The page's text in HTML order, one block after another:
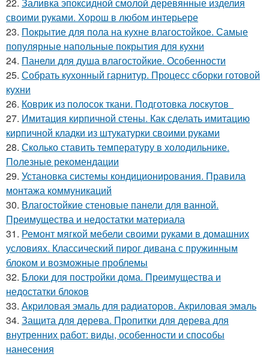
своими руками. Хорош в любом интерьере
23. Покрытие для пола на кухне влагостойкое. Самые
популярные напольные покрытия для кухни
24. Панели для душа влагостойкие. Особенности
25. Собрать кухонный гарнитур. Процесс сборки готовой
кухни
26. Коврик из полосок ткани. Подготовка лоскутов
27. Имитация кирпичной стены. Как сделать имитацию
кирпичной кладки из штукатурки своими руками
28. Сколько ставить температуру в холодильнике.
Полезные рекомендации
29. Установка системы кондиционирования. Правила
монтажа коммуникаций
30. Влагостойкие стеновые панели для ванной.
Преимущества и недостатки материала
31. Ремонт мягкой мебели своими руками в домашних
условиях. Классический пирог дивана с пружинным
блоком и возможные проблемы
32. Блоки для постройки дома. Преимущества и
недостатки блоков
33. Акриловая эмаль для радиаторов. Акриловая эмаль
34. Защита для дерева. Пропитки для дерева для
внутренних работ: виды, особенности и способы
нанесения